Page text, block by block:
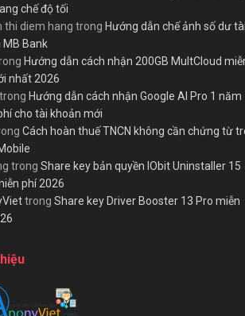
chế độ tối
thi diem hang trong Hướng dẫn chế ảnh số dư tài
MB Bank
Hướng dẫn cách nhận 200GB MultCloud
nhất 2026
trong Hướng dẫn cách nhận Google AI Pro 1 năm
cho tài khoản mới
Cách hoàn thuế TNCN không cần chứng từ
trong Share key bản quyền IObit Uninstaller 15
phí 2026
trong Share key Driver Booster 13 Pro miễn